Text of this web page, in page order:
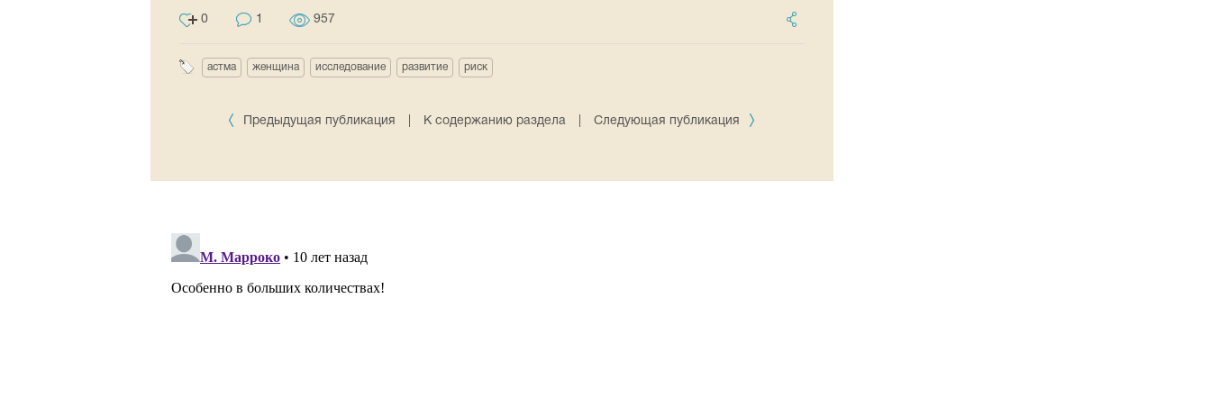
0 1 957
астма женщина исследование развитие риск
Предыдущая публикация К содержанию раздела Следующая публикация